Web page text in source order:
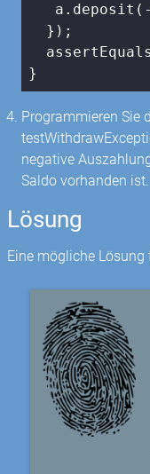
  });
}
Programmieren Sie
negative
Saldo vorhanden ist.
Lösung
Eine mögliche Lösung